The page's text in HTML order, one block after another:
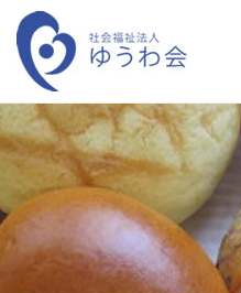
コ
ン
テ
ン
ツ
に
ス
キ
ッ
TOP
ゆうわ会とは
事業紹介
障害福祉事業一覧
施設商品の紹介